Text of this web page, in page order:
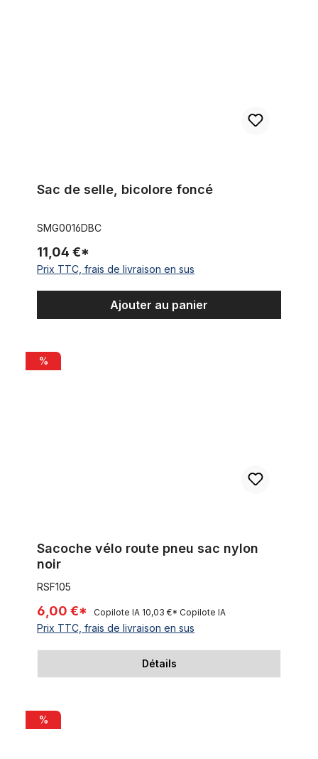
Sac de selle, bicolore foncé
SMG0016DBC
11,04 €*
Prix TTC, frais de livraison en sus
Ajouter au panier
Sacoche vélo route pneu sac nylon noir
%
Sacoche vélo route pneu sac nylon
noir
RSF105
6,00 €* Copilote IA 10,03 €* Copilote IA
Prix TTC, frais de livraison en sus
Détails
Double Sacoche vélo route pneu sac nylon rouge
%